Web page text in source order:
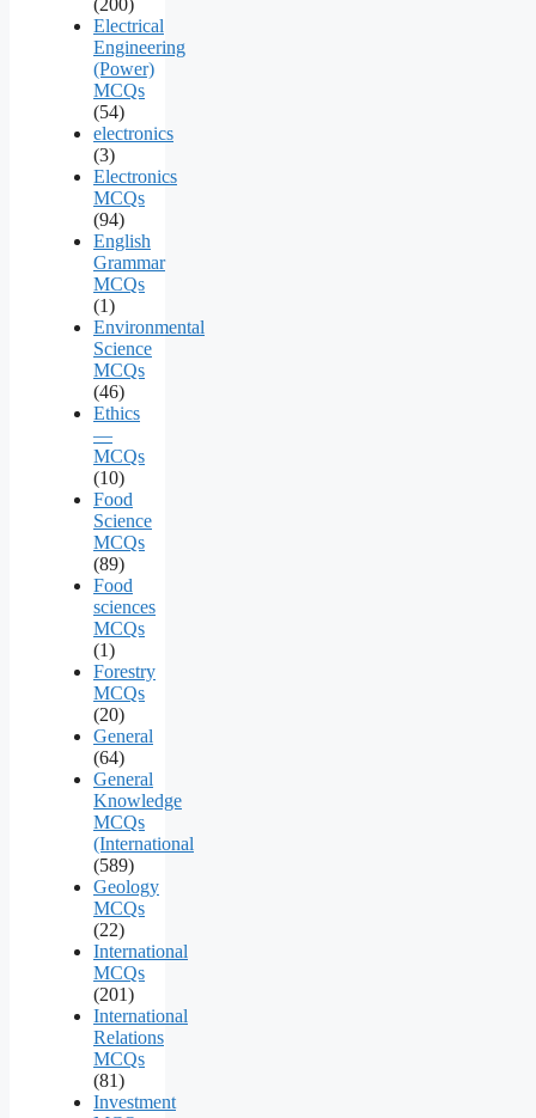
(200)
Electrical
Engineering
(Power)
MCQs
(54)
electronics
(3)
Electronics
MCQs
(94)
English
Grammar
MCQs
(1)
Environmental
Science
MCQs
(46)
Ethics
—
MCQs
(10)
Food
Science
MCQs
(89)
Food
sciences
MCQs
(1)
Forestry
MCQs
(20)
General
(64)
General
Knowledge
MCQs
(International
(589)
Geology
MCQs
(22)
International
MCQs
(201)
International
Relations
MCQs
(81)
Investment